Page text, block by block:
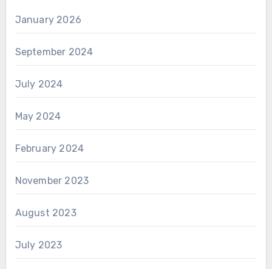
January 2026
September 2024
July 2024
May 2024
February 2024
November 2023
August 2023
July 2023